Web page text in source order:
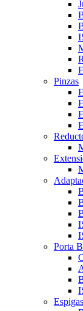
Pinzas
Porta
Espigas